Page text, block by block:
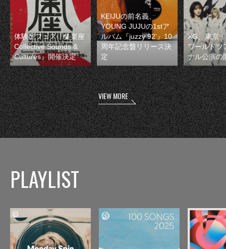
体験型フェス『集楽座
Collective Sounds &
Cultures』開催決定
KEIJUの前名義、
YOUNG JUJUの1stア
ルバム『juzzy 92’』10
周年記念盤リリース決
定
XG、東京
ワールドツ
ナル公演の
VIEW MORE
PLAYLIST